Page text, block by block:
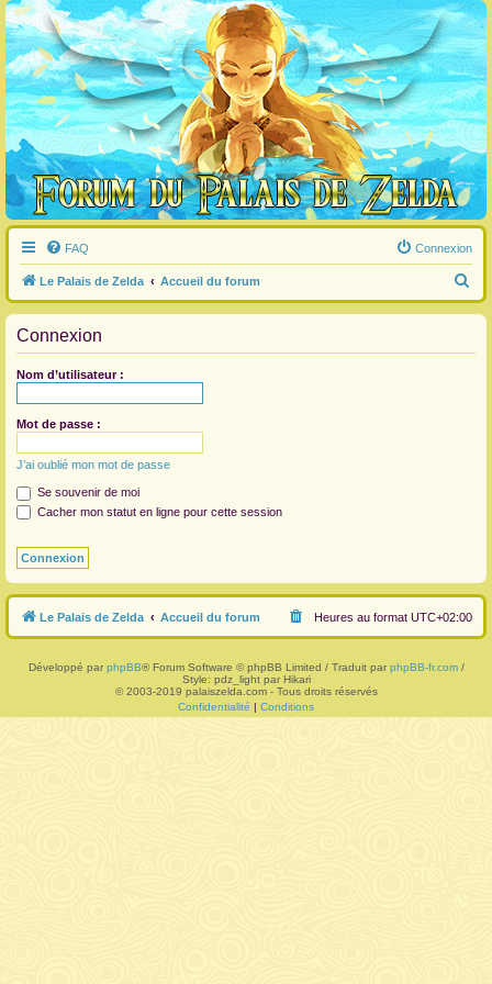
FAQ Connexion
Le Palais de Zelda Accueil du forum
e
Connexion
Nom d’utilisateur :
Mot de passe :
J’ai oublié mon mot de passe
Se souvenir de moi
Cacher mon statut en ligne pour cette session
Le Palais de Zelda Accueil du forum Heures au format UTC+02:00
Développé par phpBB® Forum Software © phpBB Limited / Traduit par phpBB-fr.com/
Style: pdz_light par Hikari
© 2003-2019 palaiszelda.com - Tous droits réservés
Confidentialité | Conditions